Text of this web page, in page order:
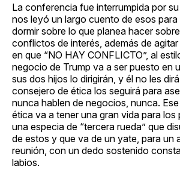
La conferencia fue interrumpida por
nos leyó un largo cuento de esos para
dormir sobre lo que planea hacer
conflictos de interés, además de
en que “NO HAY CONFLICTO”, al
negocio de Trump va a ser puesto en
sus dos hijos lo dirigirán, y él no les
consejero de ética los seguirá para
nunca hablen de negocios, nunca.
ética va a tener una gran vida para los
una especia de “tercera rueda” que
de estos y que va de un yate, para un
reunión, con un dedo sostenido
labios.